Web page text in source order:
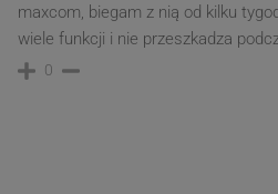
maxcom, biegam z nią od kilku
wiele funkcji i nie przeszkadza
0